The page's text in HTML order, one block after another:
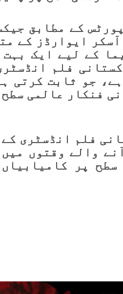
کے مطابق
ایوارڈز کے
کے لیے ایک
فلم
جو ثابت کرتی
فنکار عالمی
فلم انڈسٹری
والے وقتوں
سطح پر